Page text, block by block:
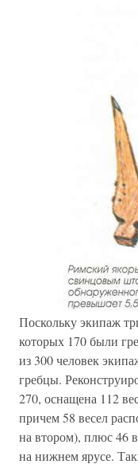
Поскольку экипаж
которых 170 были
из 300 человек
гребцы.
270, оснащена 112
причем 58 весел
на втором), плюс 46
на нижнем ярусе.